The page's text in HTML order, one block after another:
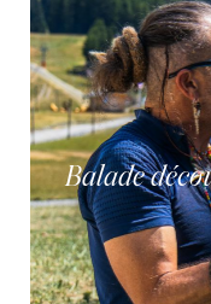
Balade découverte "la flore sauvage